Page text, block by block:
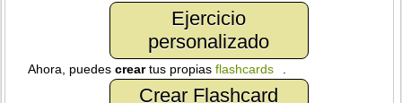
Ejercicio
personalizado
Ahora, puedescreartus propiasflashcards
Crear Flashcard